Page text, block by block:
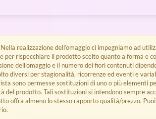
realizzazione dell’omaggio ci impegniamo ad
per rispecchiare il prodotto scelto quanto a forma e
dell’omaggio e il numero dei fiori contenuti
diversi per stagionalità, ricorrenze ed eventi e
sono permesse sostituzioni di uno o più elementi
del prodotto. Tali sostituzioni si intendono sempre
offra almeno lo stesso rapporto qualità/prezzo.